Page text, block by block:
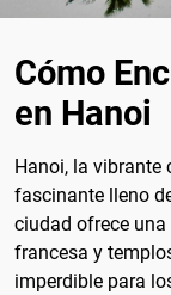
Cómo
en Hanoi
Hanoi, la vibrante
fascinante lleno
ciudad ofrece
francesa y
imperdible para